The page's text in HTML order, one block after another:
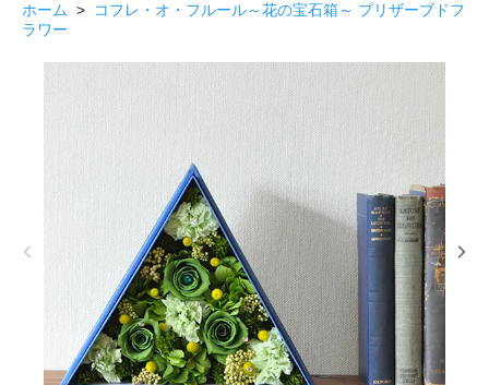
ホーム >
コフレ・オ・フルール～花の宝石箱～ プリザーブドフ
ラワー